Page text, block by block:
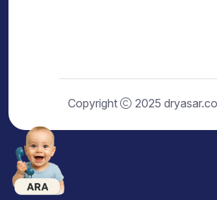
Copyright 2025